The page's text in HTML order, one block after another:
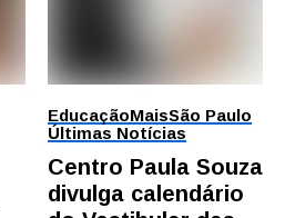
EducaçãoMaisSão Paulo
Últimas Notícias
Centro Paula Souza
divulga calendário